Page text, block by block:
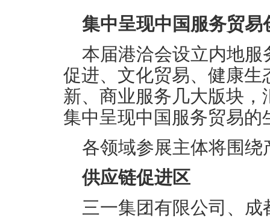
集中呈现中国服务贸易
本届港洽会设立内地
促进、文化贸易、健康
新、商业服务几大版块
集中呈现中国服务贸易
各领域参展主体将围
供应链促进区
三一集团有限公司、